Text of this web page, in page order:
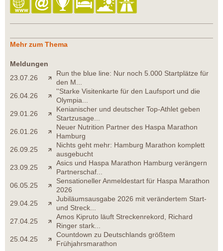
Mehr zum Thema
Meldungen
23.07.26
Run the blue line: Nur noch 5.000 Startplätze für
den M...
26.04.26
''Starke Visitenkarte für den Laufsport und die
Olympia...
29.01.26
Kenianischer und deutscher Top-Athlet geben
Startzusage...
26.01.26
Neuer Nutrition Partner des Haspa Marathon
Hamburg
26.09.25
Nichts geht mehr: Hamburg Marathon komplett
ausgebucht
23.09.25
Asics und Haspa Marathon Hamburg verängern
Partnerschaf...
06.05.25
Sensationeller Anmeldestart für Haspa Marathon
2026
29.04.25
Jubiläumsausgabe 2026 mit verändertem Start-
und Streck...
27.04.25
Amos Kipruto läuft Streckenrekord, Richard
Ringer stark...
25.04.25
Countdown zu Deutschlands größtem
Frühjahrsmarathon